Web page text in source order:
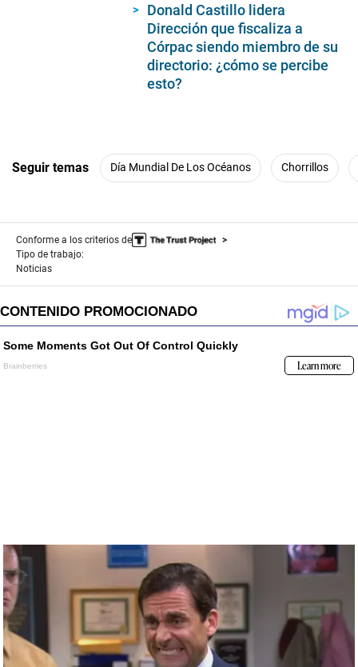
Donald Castillo lidera
Dirección que fiscaliza a
Córpac siendo miembro de su
directorio: ¿cómo se percibe
esto?
Seguir temas Día Mundial De Los Océanos Chorrillos
Conforme a los criterios de
Tipo de trabajo:
Noticias